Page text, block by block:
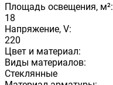
Площадь освещения, м²:
18
Напряжение, V:
220
Цвет и материал:
Виды материалов:
Стеклянные